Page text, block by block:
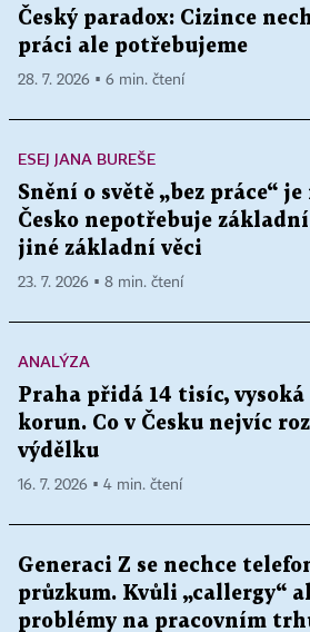
Český paradox: Cizince
práci ale potřebujeme
28. 7. 2026 ▪ 6 min. čtení
ESEJ JANA BUREŠE
Snění o světě „bez práce“ je
Česko nepotřebuje
jiné základní věci
23. 7. 2026 ▪ 8 min. čtení
ANALÝZA
Praha přidá 14 tisíc,
korun. Co v Česku nejvíc
výdělku
16. 7. 2026 ▪ 4 min. čtení
Generaci Z se nechce
průzkum. Kvůli „callergy“
problémy na pracovním